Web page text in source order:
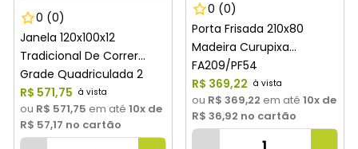
0 (0)
Janela 120x100x12
Tradicional De Correr
Grade Quadriculada 2
Folhas Branca Haiala
R$ 571,75
ou R$ 571,75 em até 10x de
R$ 57,17 no cartão
0 (0)
Porta Frisada 210x80
Madeira Curupixa
FA209/PF54
R$ 369,22
ou R$ 369,22 em até 10x de
R$ 36,92 no cartão